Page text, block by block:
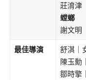
莊淯津
螳螂
謝文明
最佳導演
舒淇｜
陳玉勳
鄒時擎